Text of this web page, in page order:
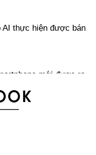
AI thực hiện được bán
mới được ra